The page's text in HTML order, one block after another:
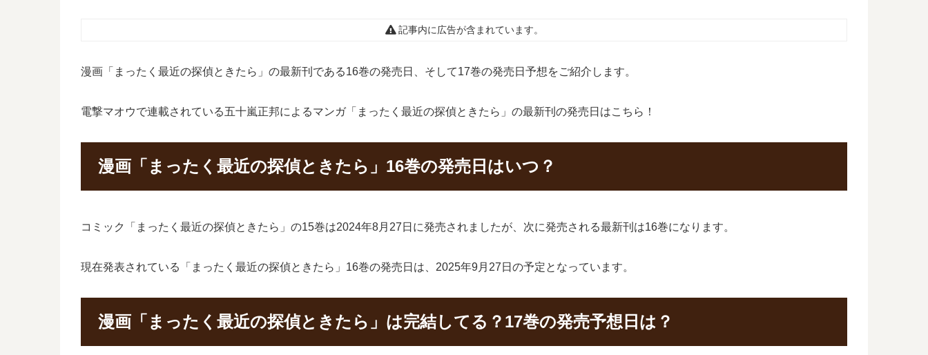
記事内に広告が含まれています。
漫画「まったく最近の探偵ときたら」の最新刊である16巻の発売日、そして17巻の発売日予想をご紹介します。
電撃マオウで連載されている五十嵐正邦によるマンガ「まったく最近の探偵ときたら」の最新刊の発売日はこちら！
漫画「まったく最近の探偵ときたら」16巻の発売日はいつ？
コミック「まったく最近の探偵ときたら」の15巻は2024年8月27日に発売されましたが、次に発売される最新刊は16巻になります。
現在発表されている「まったく最近の探偵ときたら」16巻の発売日は、2025年9月27日の予定となっています。
漫画「まったく最近の探偵ときたら」は完結してる？17巻の発売予想日は？